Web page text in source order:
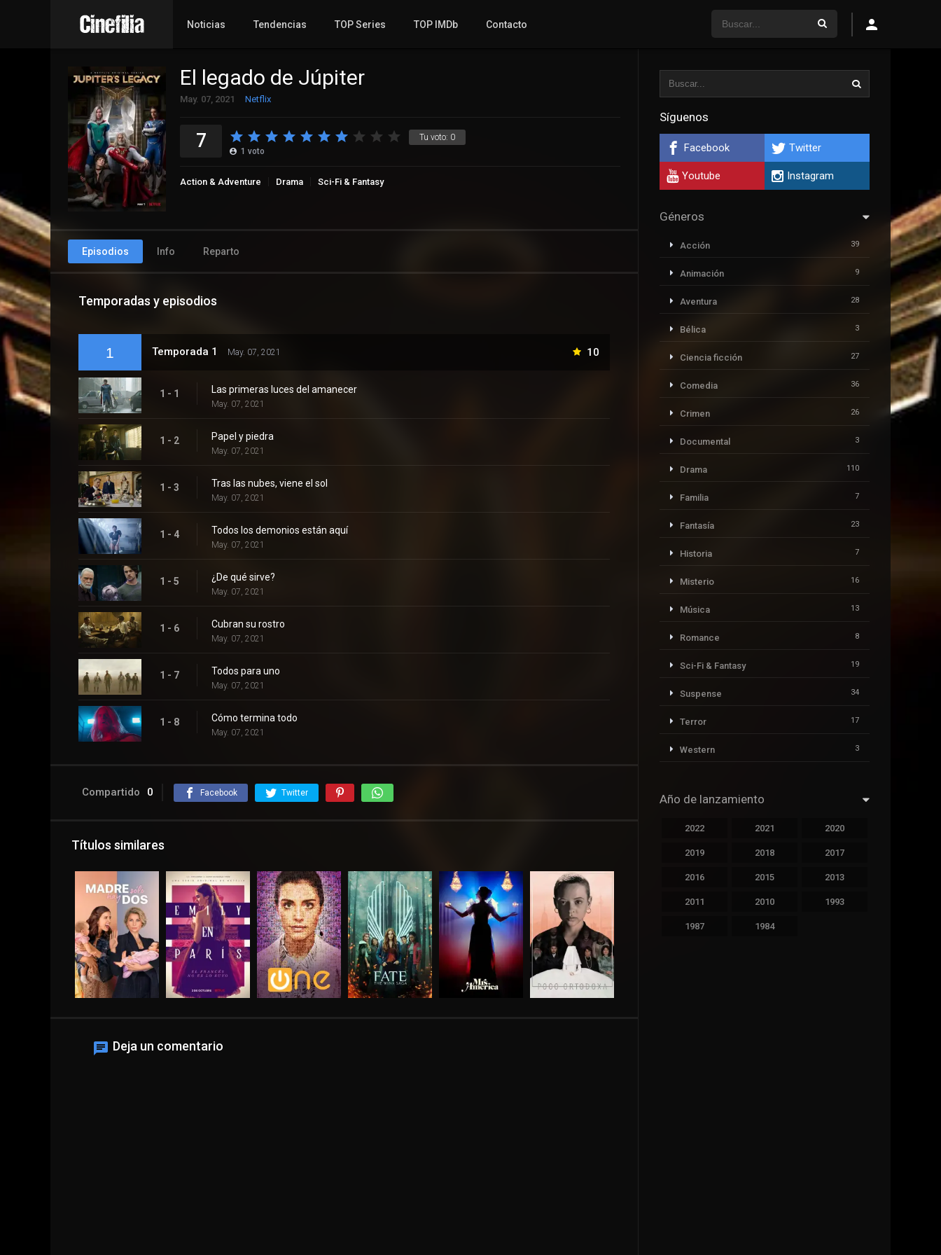
Noticias Tendencias TOP Series TOP IMDb Contacto
El legado de Júpiter
May. 07, 2021 Netflix
Tu voto: 0
7 1 voto
Action & Adventure Drama Sci-Fi & Fantasy
Episodios Info Reparto
Temporadas y episodios
1 Temporada 1 May. 07, 2021 10
1 - 1 Las primeras luces del amanecer
May. 07, 2021
1 - 2 Papel y piedra
May. 07, 2021
1 - 3 Tras las nubes, viene el sol
May. 07, 2021
1 - 4 Todos los demonios están aquí
May. 07, 2021
1 - 5 ¿De qué sirve?
May. 07, 2021
1 - 6 Cubran su rostro
May. 07, 2021
1 - 7 Todos para uno
May. 07, 2021
1 - 8 Cómo termina todo
May. 07, 2021
Compartido 0 Facebook Twitter
Títulos similares
Deja un comentario
Síguenos
Facebook Twitter
Youtube Instagram
Géneros
Acción 39
Animación 9
Aventura 28
Bélica 3
Ciencia ficción 27
Comedia 36
Crimen 26
Documental 3
Drama 110
Familia 7
Fantasía 23
Historia 7
Misterio 16
Música 13
Romance 8
Sci-Fi & Fantasy 19
Suspense 34
Terror 17
Western 3
Año de lanzamiento
2022 2021 2020
2019 2018 2017
2016 2015 2013
2011 2010 1993
1987 1984